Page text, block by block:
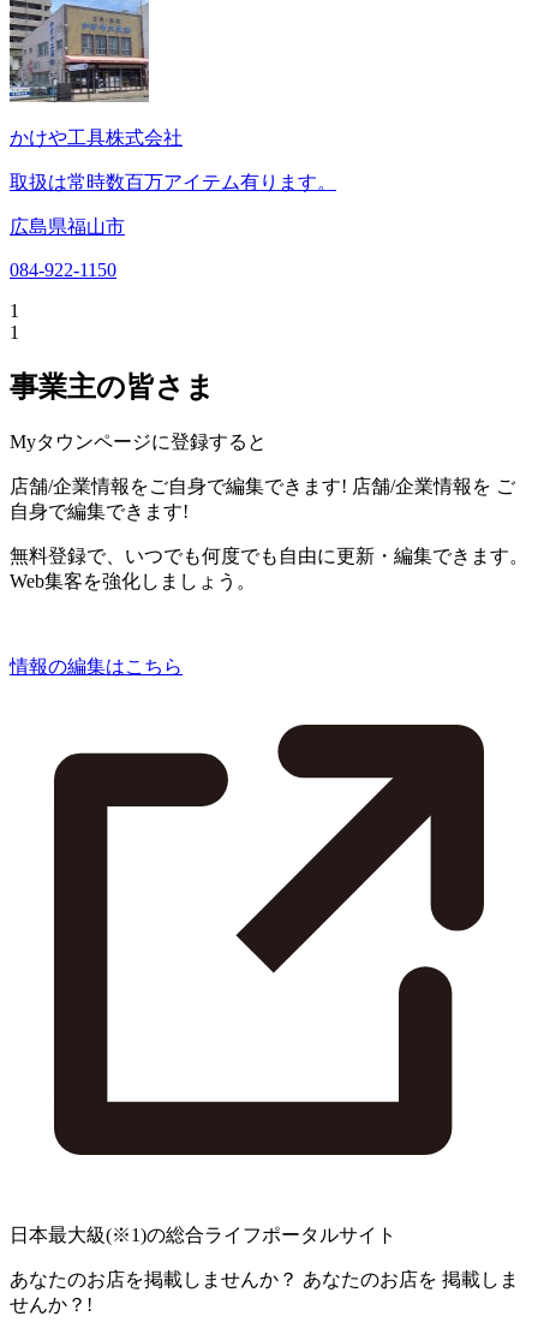
かけや工具株式会社
取扱は常時数百万アイテム有ります。
広島県福山市
084-922-1150
1
1
事業主の皆さま
Myタウンページに登録すると
店舗/企業情報をご自身で編集できます! 店舗/企業情報を ご
自身で編集できます!
無料登録で、いつでも何度でも自由に更新・編集できます。
Web集客を強化しましょう。
情報の編集はこちら
日本最大級(※1)の総合ライフポータルサイト
あなたのお店を掲載しませんか？ あなたのお店を 掲載しま
せんか？!